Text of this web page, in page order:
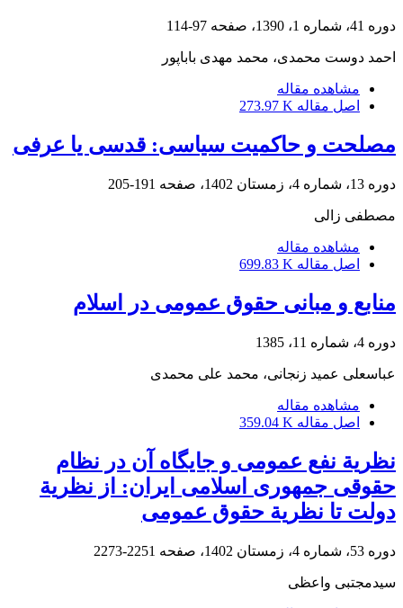
دوره 41، شماره 1، 1390، صفحه 97-114
احمد دوست محمدی، محمد مهدی باباپور
مشاهده مقاله
اصل مقاله 273.97 K
مصلحت و حاکمیت سیاسی: قدسی یا عرفی
دوره 13، شماره 4، زمستان 1402، صفحه 191-205
مصطفی زالی
مشاهده مقاله
اصل مقاله 699.83 K
منابع و مبانی حقوق عمومی در اسلام
دوره 4، شماره 11، 1385
عباسعلی عمید زنجانی، محمد علی محمدی
مشاهده مقاله
اصل مقاله 359.04 K
نظریة نفع عمومی و جایگاه آن در نظام
حقوقی جمهوری اسلامی ایران: از نظریة
دولت تا نظریة حقوق عمومی
دوره 53، شماره 4، زمستان 1402، صفحه 2251-2273
سیدمجتبی واعظی